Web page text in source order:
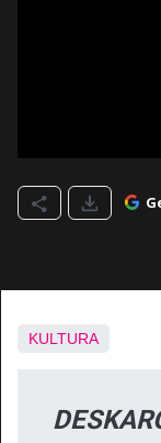
KULTURA